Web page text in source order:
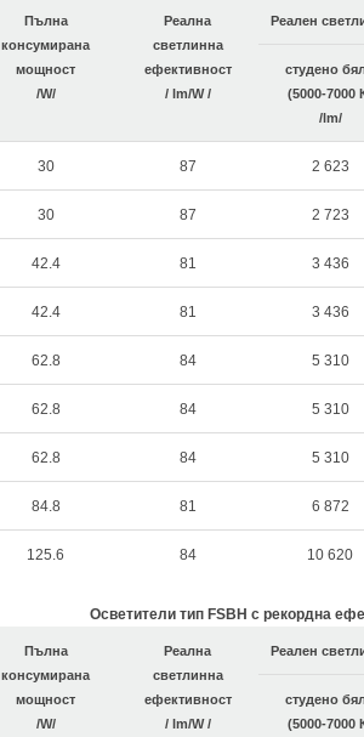
Пълна
консумирана
мощност
/W/
Реална
светлинна
ефективност
/ lm/W /
Реален
студено
(5000-7000
/lm/
30 87 2 623
30 87 2 723
42.4 81 3 436
42.4 81 3 436
62.8 84 5 310
62.8 84 5 310
62.8 84 5 310
84.8 81 6 872
125.6 84 10 620
Осветители тип FSBH с рекордна
Пълна
консумирана
мощност
/W/
Реална
светлинна
ефективност
/ lm/W /
Реален
студено
(5000-7000